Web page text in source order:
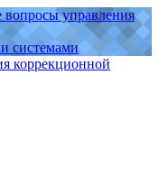
управления
системами
коррекционной